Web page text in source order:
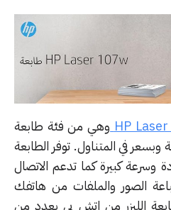
HP وهي من فئة طابعة
في المتناول. توفر الطابعة
كبيرة كما تدعم الاتصال
والملفات من هاتفك
من اتش بي بعدد من